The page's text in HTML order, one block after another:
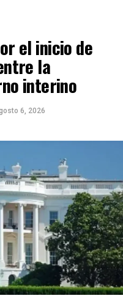
el inicio de
la
interino
6, 2026